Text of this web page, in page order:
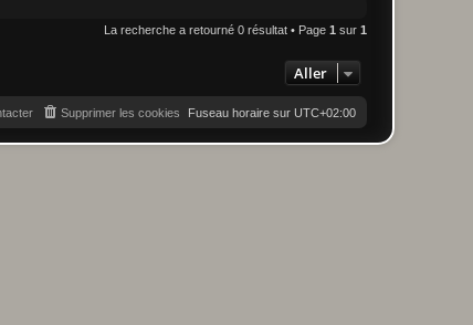
La recherche a retourné 0 résultat • Page 1 sur 1
Aller
Fuseau horaire sur UTC+02:00
Supprimer les cookies